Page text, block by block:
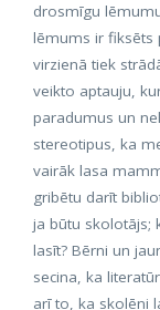
drosmīgu
lēmums ir fiksēts
virzienā tiek
veikto aptauju,
paradumus un
stereotipus, ka
vairāk lasa
gribētu darīt
ja būtu skolotājs;
lasīt? Bērni un
secina, ka
arī to, ka skolēni